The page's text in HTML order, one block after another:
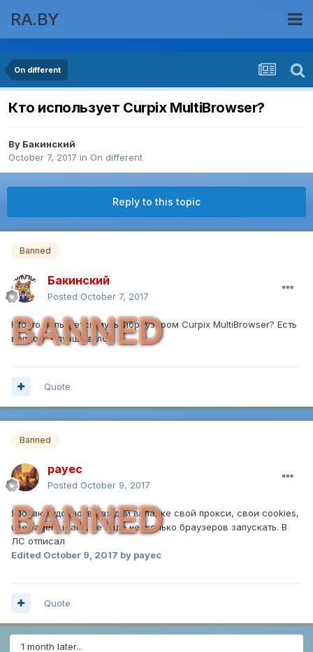
RA.BY
On different
Кто использует Curpix MultiBrowser?
By Бакинский
October 7, 2017 in On different
Reply to this topic
Banned
Бакинский
Posted October 7, 2017
BANNED
Кто-то пользуется мультибраузером Curpix MultiBrowser? Есть
вопрос - лучше в лс.
Quote
Banned
payec
Posted October 9, 2017
BANNED
Я юзаю, удобно: в каждой вкладке свой прокси, свои cookies,
user-agent и акк, не надо несколько браузеров запускать. В
ЛС отписал
Edited October 9, 2017 by payec
Quote
1 month later...